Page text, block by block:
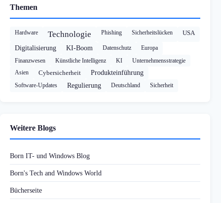
Themen
Hardware Technologie Phishing Sicherheitslücken USA
Digitalisierung KI-Boom Datenschutz
Europa
Finanzwesen
Künstliche Intelligenz KI
Unternehmensstrategie
Asien
Cybersicherheit Produkteinführung
Software-Updates Regulierung Deutschland Sicherheit
Weitere Blogs
Born IT- und Windows Blog
Born's Tech and Windows World
Bücherseite